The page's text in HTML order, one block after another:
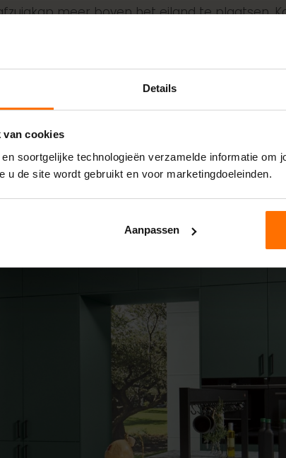
Details
van cookies
soortgelijke technologieën verzamelde informatie om
u de site wordt gebruikt en voor marketingdoeleinden.
Aanpassen
meer boven het eiland te plaatsen.